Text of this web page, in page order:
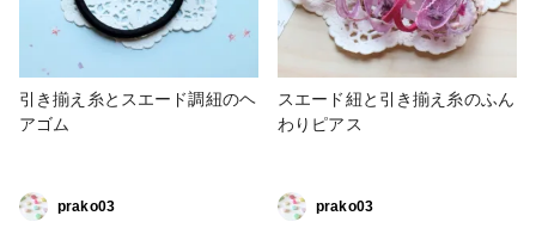
引き揃え糸とスエード調紐のヘ
アゴム
prako03
スエード紐と引き揃え糸のふん
わりピアス
prako03